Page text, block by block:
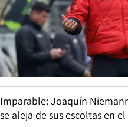
Imparable: Joaquín
se aleja de sus escoltas en